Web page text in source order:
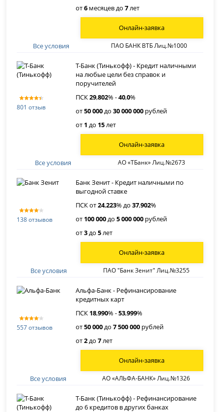
от6 месяцев до7лет
Все условия ПАО БАНК ВТБ Лиц.№1000
Онлайн-заявка
801 отзыв
Т-Банк (Тинькофф) - Кредит наличными
на любые цели без справок и
поручителей
ПСК29,802% -40,0%
от50 000до30 000 000 рублей
от 1 до 15лет
Все условия АО «ТБанк» Лиц.№2673
Онлайн-заявка
138 отзывов
Банк Зенит - Кредит наличными по
выгодной ставке
ПСК от24,223% до37,902%
от 100 000до5 000 000 рублей
от3до5лет
Все условия ПАО "Банк Зенит" Лиц.№3255
Онлайн-заявка
557 отзывов
Альфа-Банк - Рефинансирование
кредитных карт
ПСК 18,990% -53,999%
от50 000до7 500 000 рублей
от2до7лет
Все условия АО «АЛЬФА-БАНК» Лиц.№1326
Онлайн-заявка
Т-Банк (Тинькофф) - Рефинансирование
до 6 кредитов в других банках